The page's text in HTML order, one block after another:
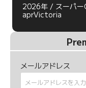
2026年 / スーパー
aprVictoria
メールアドレス